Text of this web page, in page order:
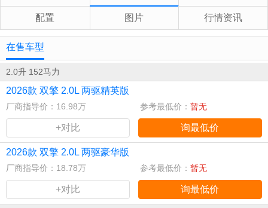
配置 图片 行情资讯
在售车型
2.0升 152马力
2026款 双擎 2.0L 两驱精英版
厂商指导价：16.98万 参考最低价： 暂无
+对比 询最低价
2026款 双擎 2.0L 两驱豪华版
厂商指导价：18.78万 参考最低价： 暂无
+对比 询最低价